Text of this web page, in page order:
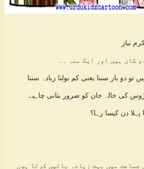
نیاز
کان ہیں اور ایک منہ ۔۔
تو دو بار سننا یعنی کم بولنا زیادہ سننا
کی خالہ جان کو ضرور بتانی چاہیے
دن کیسا رہا؟
جماعت میں بہت زیادہ باتیں کرتا ہوں